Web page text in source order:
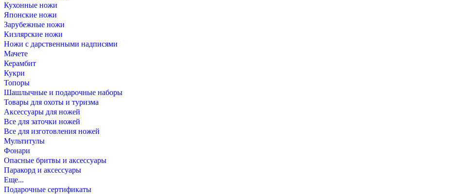
Кухонные ножи
Японские ножи
Зарубежные ножи
Кизлярские ножи
Ножи с дарственными надписями
Мачете
Керамбит
Кукри
Топоры
Шашлычные и подарочные наборы
Товары для охоты и туризма
Аксессуары для ножей
Все для заточки ножей
Все для изготовления ножей
Мультитулы
Фонари
Опасные бритвы и аксессуары
Паракорд и аксессуары
Еще...
Подарочные сертификаты